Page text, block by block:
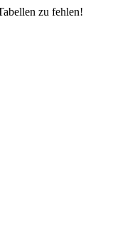
zu fehlen!